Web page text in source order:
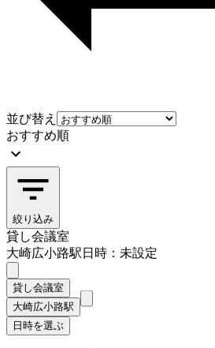
並び替え
おすすめ順
絞り込み
貸し会議室
大崎広小路駅日時：未設定
貸し会議室
大崎広小路駅
日時を選ぶ